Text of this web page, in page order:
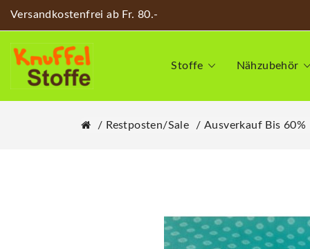
Versandkostenfrei ab Fr. 80.-
Stoffe Nähzubehör
Restposten/Sale Ausverkauf Bis 60%